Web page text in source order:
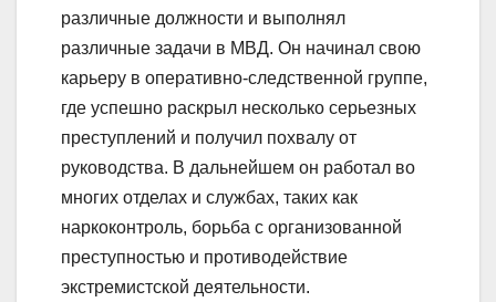
различные должности и выполнял
различные задачи в МВД. Он начинал свою
карьеру в оперативно-следственной группе,
где успешно раскрыл несколько серьезных
преступлений и получил похвалу от
руководства. В дальнейшем он работал во
многих отделах и службах, таких как
наркоконтроль, борьба с организованной
преступностью и противодействие
экстремистской деятельности.